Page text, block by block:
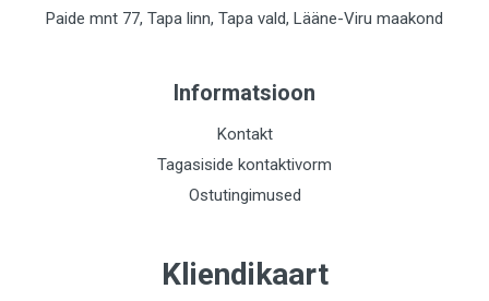
Paide mnt 77, Tapa linn, Tapa vald, Lääne-Viru maakond
Informatsioon
Kontakt
Tagasiside kontaktivorm
Ostutingimused
Kliendikaart